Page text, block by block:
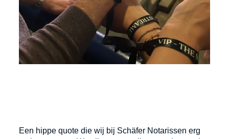
Een hippe quote die wij bij Schäfer Notarissen erg